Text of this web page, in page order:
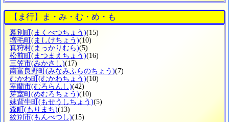
【ま行】ま・み・む・め・も
幕別町 (まくべつちょう)(15)
増毛町 (ましけちょう)(10)
真狩村(まっかりむら)(5)
松前町 (まつまえちょう)(16)
三笠市(みかさし)(17)
南富良野町 (みなみふらのちょう)(7)
むかわ町 (むかわちょう)(10)
室蘭市(むろらんし)(42)
芽室町 (めむろちょう)(10)
妹背牛町 (もせうしちょう)(5)
森町 (もりまち)(13)
紋別市(もんべつし)(15)